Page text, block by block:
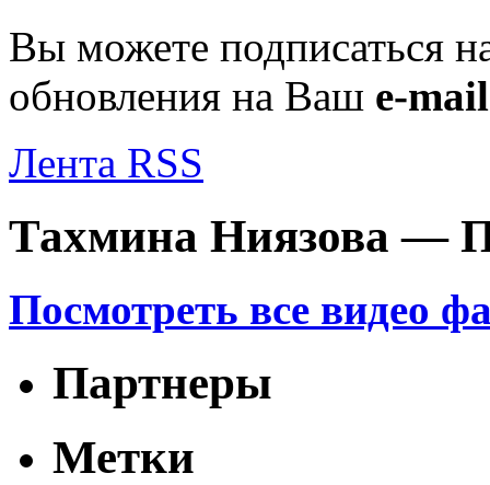
Вы можете подписаться
обновления на Ваш e-mail
Лента RSS
Тахмина Ниязова —
Посмотреть все видео
Партнеры
Метки